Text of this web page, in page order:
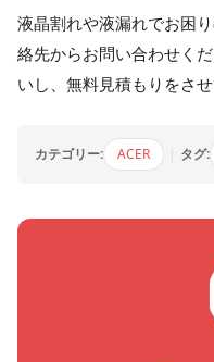
液晶割れや液漏れでお困
絡先からお問い合わせく
いし、無料見積もりをさせ
カテゴリー: ACER タグ: